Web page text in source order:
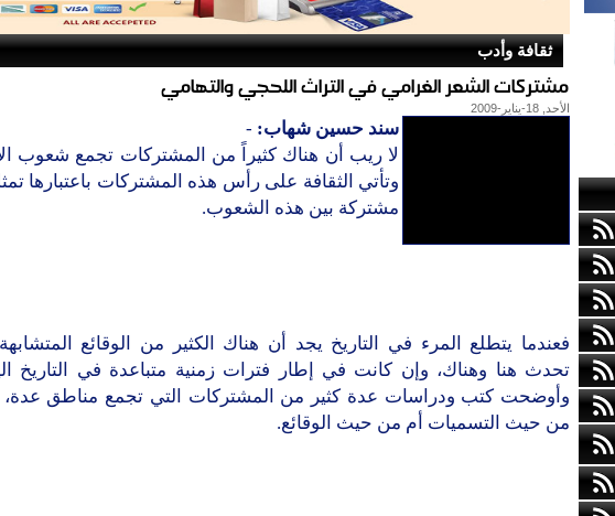
ثقافة وأدب
مشتركات الشعر الغرامي في التراث اللحجي والتهامي
الأحد, 18-يناير-2009
سند حسين شهاب: -
لا ريب أن هناك كثيراً من المشتركات تجمع شعوب
وتأتي الثقافة على رأس هذه المشتركات باعتبارها
مشتركة بين هذه الشعوب.
فعندما يتطلع المرء في التاريخ يجد أن هناك الكثير من الوقائع
تحدث هنا وهناك، وإن كانت في إطار فترات زمنية متباعدة في التاريخ
وأوضحت كتب ودراسات عدة كثير من المشتركات التي تجمع مناطق عدة،
من حيث التسميات أم من حيث الوقائع.